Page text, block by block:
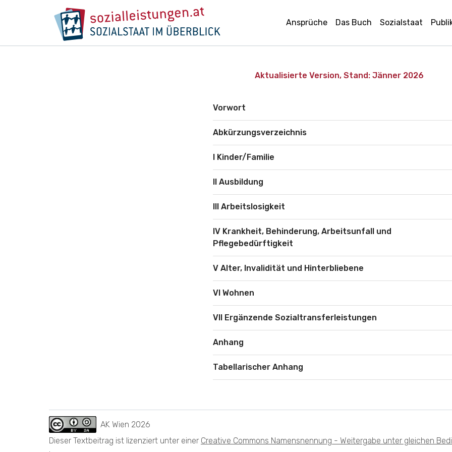
Ansprüche Das Buch Sozialstaat
Aktualisierte Version, Stand: Jänner 2026
Vorwort
Abkürzungsverzeichnis
I Kinder/Familie
II Ausbildung
III Arbeitslosigkeit
IV Krankheit, Behinderung, Arbeitsunfall und
Pflegebedürftigkeit
V Alter, Invalidität und Hinterbliebene
VI Wohnen
VII Ergänzende Sozialtransferleistungen
Anhang
Tabellarischer Anhang
AK Wien 2026
Dieser Textbeitrag ist lizenziert unter einer Creative Commons Namensnennung - Weitergabe unter gleichen